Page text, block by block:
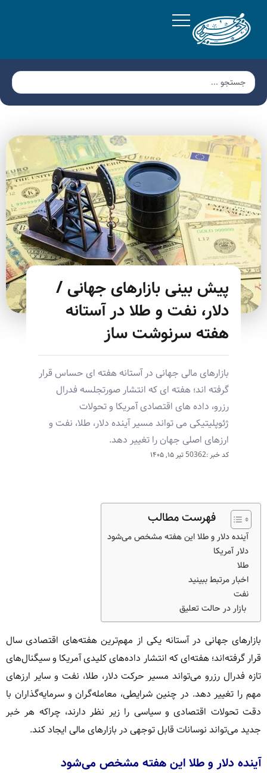
پیش بینی بازارهای جهانی /
دلار، نفت و طلا در آستانه
هفته سرنوشت ساز
بازارهای مالی جهانی در آستانه هفته ای حساس قرار
گرفته اند؛ هفته ای که انتشار صورتجلسه فدرال
رزرو، داده های اقتصادی آمریکا و تحولات
ژئوپلیتیکی می تواند مسیر آینده دلار، طلا، نفت و
ارزهای اصلی جهان را تغییر دهد.
کد خبر :50362 تیر ۱۵, ۱۴۰۵
فهرست مطالب
آینده دلار و طلا این هفته مشخص می‌شود
دلار آمریکا
طلا
اخبار مرتبط ببینید
نفت
بازار در حالت تعلیق
بازارهای جهانی در آستانه یکی از مهم‌ترین هفته‌های اقتصادی سال
قرار گرفته‌اند؛ هفته‌ای که انتشار داده‌های کلیدی آمریکا و سیگنال‌های
تازه فدرال رزرو می‌تواند مسیر حرکت دلار، طلا، نفت و سایر ارزهای
مهم را تغییر دهد. در چنین شرایطی، معامله‌گران و سرمایه‌گذاران با
دقت تحولات اقتصادی و سیاسی را زیر نظر دارند، چراکه هر خبر
جدید می‌تواند نوسانات قابل توجهی در بازارهای مالی ایجاد کند.
آینده دلار و طلا این هفته مشخص می‌شود